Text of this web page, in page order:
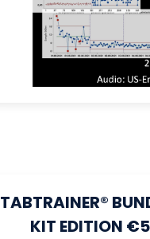
TABTRAINER®
KIT EDITION